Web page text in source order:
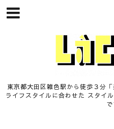
東京都大田区雑色駅から徒歩３分
ライフスタイルに合わせた スタイ
で